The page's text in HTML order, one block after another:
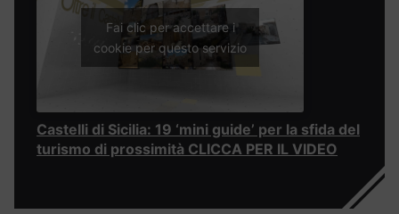
Fai clic per accettare i
cookie per questo servizio
Castelli di Sicilia: 19 ‘mini guide’ per la sfida del
turismo di prossimità CLICCA PER IL VIDEO